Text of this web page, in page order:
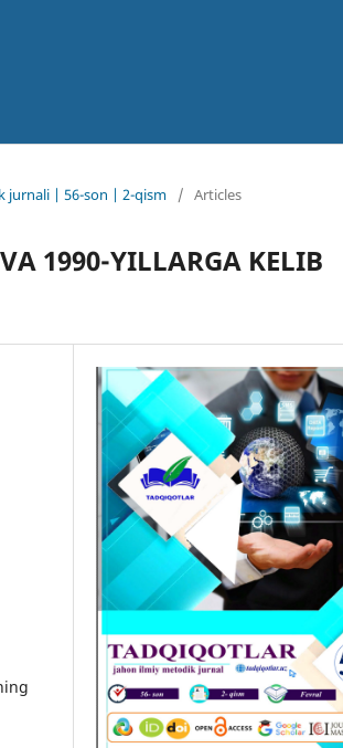
jurnali | 56-son | 2-qism / Articles
1990-YILLARGA KELIB